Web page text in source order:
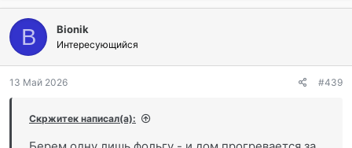
B Bionik
Интересующийся
13 Май 2026 #439
Скржитек написал(а):